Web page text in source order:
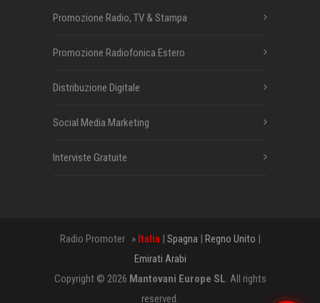
Promozione Radio, TV & Stampa
Promozione Radiofonica Estero
Distribuzione Digitale
Social Media Marketing
Interviste Gratuite
Radio Promoter » Italia| Spagna | Regno Unito |
Emirati Arabi
Copyright © 2026 Mantovani Europe SL. All rights
reserved.